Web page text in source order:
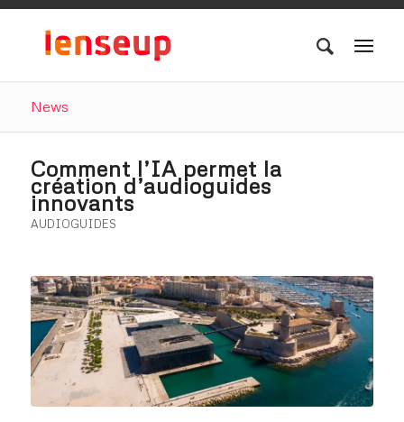
News
Comment l’IA permet la
création d’audioguides
innovants
AUDIOGUIDES